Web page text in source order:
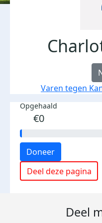
Varen tegen
Opgehaald
€0
Doneer
Deel deze pagina
Deel